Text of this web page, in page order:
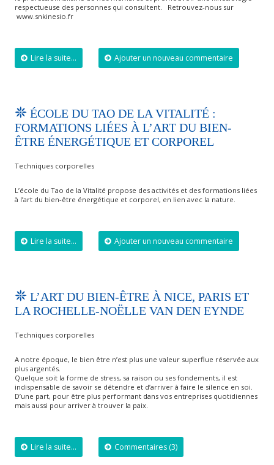
respectueuse des personnes qui consultent. Retrouvez-nous sur
www.snkinesio.fr
Lire la suite... Ajouter un nouveau commentaire
ÉCOLE DU TAO DE LA VITALITÉ :
FORMATIONS LIÉES À L’ART DU BIEN-
ÊTRE ÉNERGÉTIQUE ET CORPOREL
Techniques corporelles
L’école du Tao de la Vitalité propose des activités et des formations liées
à l’art du bien-être énergétique et corporel, en lien avec la nature.
Lire la suite... Ajouter un nouveau commentaire
L’ART DU BIEN-ÊTRE À NICE, PARIS ET
LA ROCHELLE-NOËLLE VAN DEN EYNDE
Techniques corporelles
A notre époque, le bien être n’est plus une valeur superflue réservée aux
plus argentés.
Quelque soit la forme de stress, sa raison ou ses fondements, il est
indispensable de savoir se détendre et d’arriver à faire le silence en soi.
D’une part, pour être plus performant dans vos entreprises quotidiennes
mais aussi pour arriver à trouver la paix.
Lire la suite... Commentaires (3)